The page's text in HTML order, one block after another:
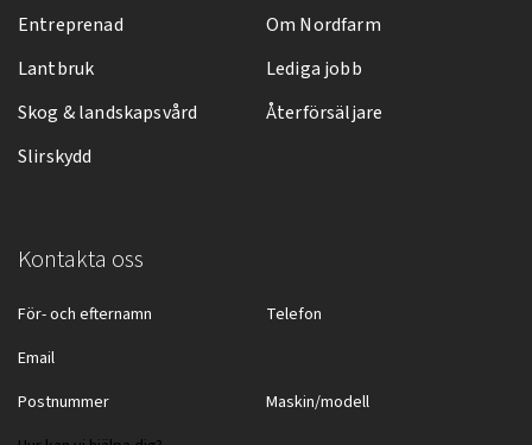
Entreprenad
Lantbruk
Skog & landskapsvård
Slirskydd
Om Nordfarm
Lediga jobb
Återförsäljare
Kontakta oss